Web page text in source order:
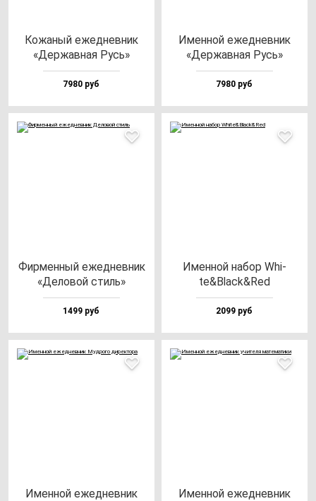
Кожа­ный ежед­нев­ник
«Дер­жав­ная Русь»
7980 руб
Имен­ной ежед­нев­ник
«Дер­жав­ная Русь»
7980 руб
Фир­мен­ный ежед­нев­ник
«Дело­вой стиль»
1499 руб
Имен­ной на­бор Whi­
te&Black&Red
2099 руб
Имен­ной ежед­нев­ник
Имен­ной ежед­нев­ник